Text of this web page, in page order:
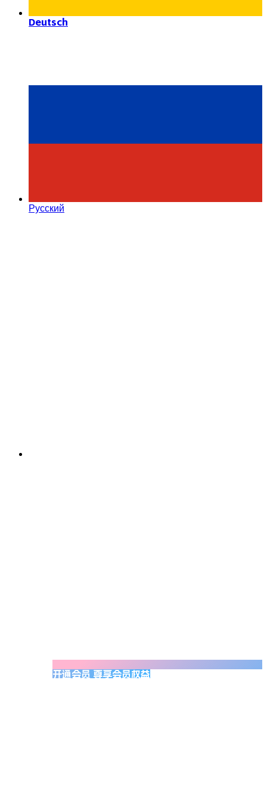
Deutsch
Русский
开通会员 尊享会员权益